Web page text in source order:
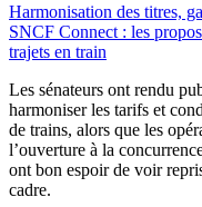
Harmonisation des titres,
SNCF Connect : les
trajets en train
Les sénateurs ont rendu
harmoniser les tarifs et
de trains, alors que les
l’ouverture à la
ont bon espoir de voir
cadre.